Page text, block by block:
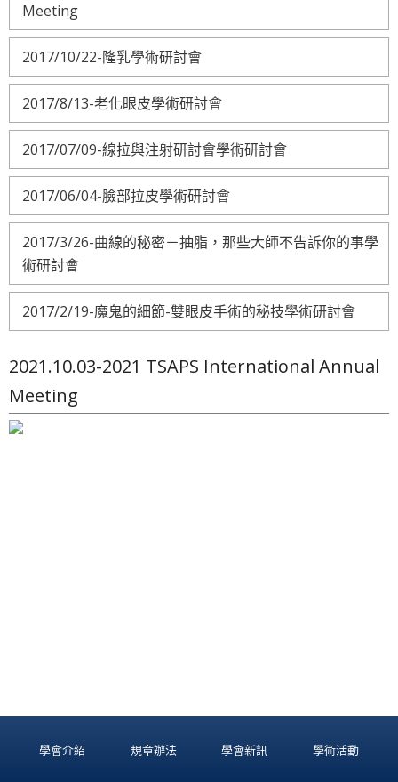
Meeting
2017/10/22-隆乳學術研討會
2017/8/13-老化眼皮學術研討會
2017/07/09-線拉與注射研討會學術研討會
2017/06/04-臉部拉皮學術研討會
2017/3/26-曲線的秘密－抽脂，那些大師不告訴你的事學
術研討會
2017/2/19-魔鬼的細節-雙眼皮手術的秘技學術研討會
2021.10.03-2021 TSAPS International Annual
Meeting
學會介紹 規章辦法 學會新訊 學術活動